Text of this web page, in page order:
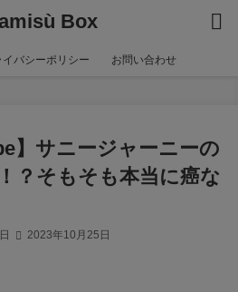
Box
イバシーポリシー お問い合わせ
】サニージャーニーの
？そもそも本当に癌な
2023年10月25日